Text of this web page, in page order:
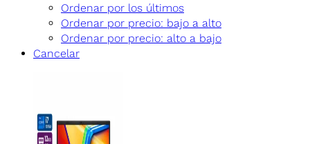
Ordenar por los últimos
Ordenar por precio: bajo a alto
Ordenar por precio: alto a bajo
Cancelar